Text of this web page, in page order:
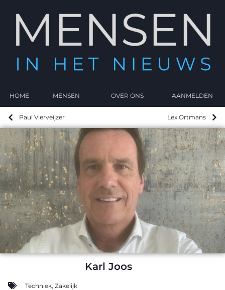
HOME MENSEN OVER ONS AANMELDEN
Paul Vierveijzer Lex Ortmans
Karl Joos
Techniek, Zakelijk